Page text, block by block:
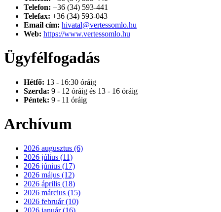
Telefon: +36 (34) 593-441
Telefax: +36 (34) 593-043
Email cím: hivatal@vertessomlo.hu
Web: https://www.vertessomlo.hu
Ügyfélfogadás
Hétfő: 13 - 16:30 óráig
Szerda: 9 - 12 óráig és 13 - 16 óráig
Péntek: 9 - 11 óráig
Archívum
2026 augusztus (6)
2026 július (11)
2026 június (17)
2026 május (12)
2026 április (18)
2026 március (15)
2026 február (10)
2026 január (16)